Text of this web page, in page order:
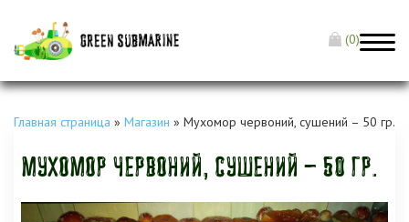
(0)
Главная страница » Магазин » Мухомор червоний, сушений – 50 гр.
Мухомор червоний, сушений – 50 гр.